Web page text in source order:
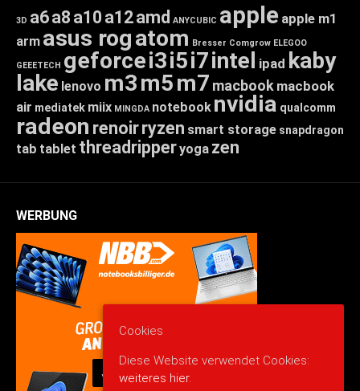
3D a6a8 a10 a12amd ANYCUBIC apple apple m1
arm asus rogatom Bresser Comgrow ELEGOO
GEEETECH geforcei3i5i7intel ipad kaby
lake lenovo m3m5m7 macbook macbook
air mediatek miix MINGDA notebook nvidia qualcomm
radeon renoirryzen smart storage snapdragon
tab tablet threadripperyoga zen
WERBUNG
Cookies
Diese Website verwendet Cookies:
weiteres hier.